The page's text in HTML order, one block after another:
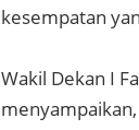
kesempatan
Wakil Dekan I